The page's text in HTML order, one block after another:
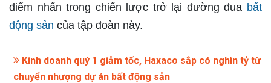
điểm nhấn trong chiến lược trở lại đường đua bất
động sản của tập đoàn này.
Kinh doanh quý 1 giảm tốc, Haxaco sắp có nghìn tỷ từ
chuyển nhượng dự án bất động sản